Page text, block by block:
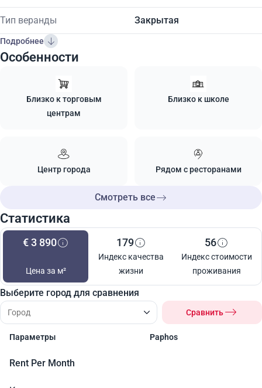
Тип веранды Закрытая
Подробнее
Особенности
Близко к торговым
центрам
Близко к школе
Центр города Рядом с ресторанами
Смотреть все
Статистика
€ 3 890
Цена за м²
179
Индекс качества
жизни
56
Индекс стоимости
проживания
Выберите город для сравнения
Сравнить
Параметры Paphos
Rent Per Month